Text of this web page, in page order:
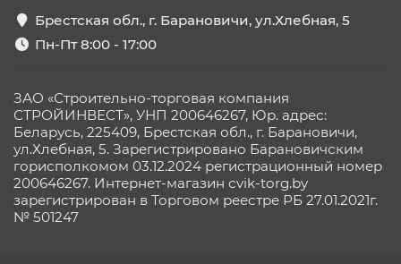
Брестская обл., г. Барановичи, ул.Хлебная, 5
Пн-Пт 8:00 - 17:00
ЗАО «Строительно-торговая компания
СТРОЙИНВЕСТ», УНП 200646267, Юр. адрес:
Беларусь, 225409, Брестская обл., г. Барановичи,
ул.Хлебная, 5. Зарегистрировано Барановичским
горисполкомом 03.12.2024 регистрационный номер
200646267. Интернет-магазин cvik-torg.by
зарегистрирован в Торговом реестре РБ 27.01.2021г.
№ 501247